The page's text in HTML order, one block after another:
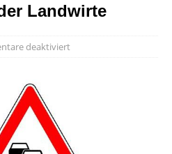
Landwirte
deaktiviert